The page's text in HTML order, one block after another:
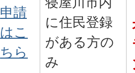
申請
はこ
ちら
に住民登録
がある方の
み